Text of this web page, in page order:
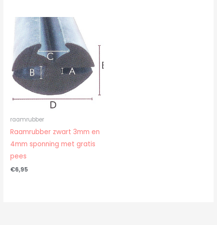
raamrubber
Raamrubber zwart 3mm en
4mm sponning met gratis
pees
€6,95